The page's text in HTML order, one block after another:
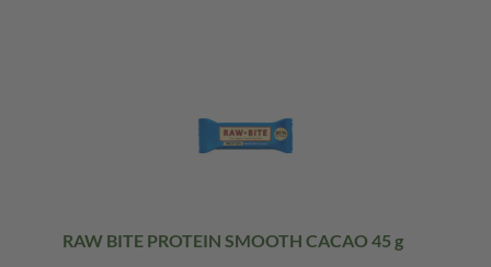
RAW BITE PROTEIN SMOOTH CACAO 45 g